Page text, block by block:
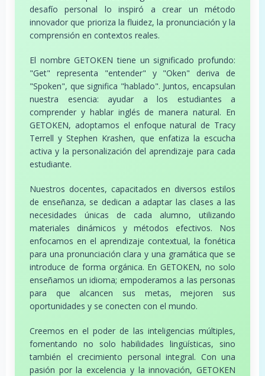
desafío personal lo inspiró a crear un método
innovador que prioriza la fluidez, la pronunciación y la
comprensión en contextos reales.
El nombre GETOKEN tiene un significado profundo:
"Get" representa "entender" y "Oken" deriva de
"Spoken", que significa "hablado". Juntos, encapsulan
nuestra esencia: ayudar a los estudiantes a
comprender y hablar inglés de manera natural. En
GETOKEN, adoptamos el enfoque natural de Tracy
Terrell y Stephen Krashen, que enfatiza la escucha
activa y la personalización del aprendizaje para cada
estudiante.
Nuestros docentes, capacitados en diversos estilos
de enseñanza, se dedican a adaptar las clases a las
necesidades únicas de cada alumno, utilizando
materiales dinámicos y métodos efectivos. Nos
enfocamos en el aprendizaje contextual, la fonética
para una pronunciación clara y una gramática que se
introduce de forma orgánica. En GETOKEN, no solo
enseñamos un idioma; empoderamos a las personas
para que alcancen sus metas, mejoren sus
oportunidades y se conecten con el mundo.
Creemos en el poder de las inteligencias múltiples,
fomentando no solo habilidades lingüísticas, sino
también el crecimiento personal integral. Con una
pasión por la excelencia y la innovación, GETOKEN